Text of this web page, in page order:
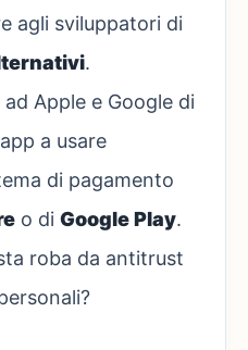
agli sviluppatori di
.
Apple e Google di
a usare
di pagamento
o di Google Play.
roba da antitrust